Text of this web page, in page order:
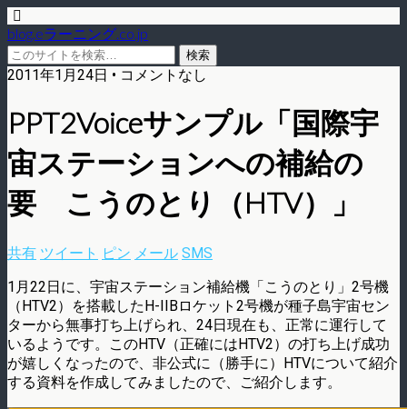
blog.eラーニング.co.jp
2011年1月24日 • コメントなし
PPT2Voiceサンプル「国際宇
宙ステーションへの補給の
要 こうのとり（HTV）」
共有 ツイート ピン メール SMS
1月22日に、宇宙ステーション補給機「こうのとり」2号機
（HTV2）を搭載したH-IIBロケット2号機が種子島宇宙セン
ターから無事打ち上げられ、24日現在も、正常に運行して
いるようです。このHTV（正確にはHTV2）の打ち上げ成功
が嬉しくなったので、非公式に（勝手に）HTVについて紹介
する資料を作成してみましたので、ご紹介します。